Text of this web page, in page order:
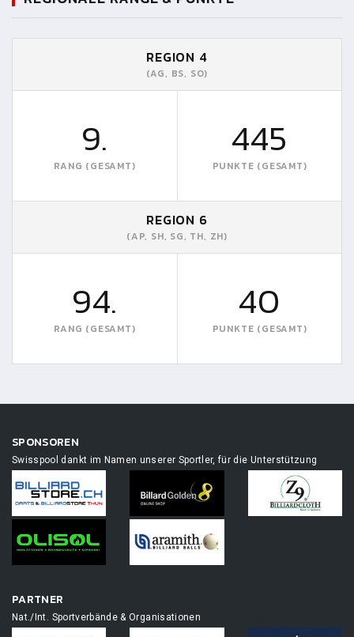
REGION 4
(AG, BS, SO)
9.
RANG (GESAMT)
445
PUNKTE (GESAMT)
REGION 6
(AP, SH, SG, TH, ZH)
94.
RANG (GESAMT)
40
PUNKTE (GESAMT)
SPONSOREN
Swisspool dankt im Namen unserer Sportler, für die Unterstützung
PARTNER
Nat./Int. Sportverbände & Organisationen